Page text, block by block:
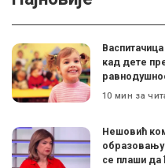
кад дете
10 мин за
Нешовић
се плаши да